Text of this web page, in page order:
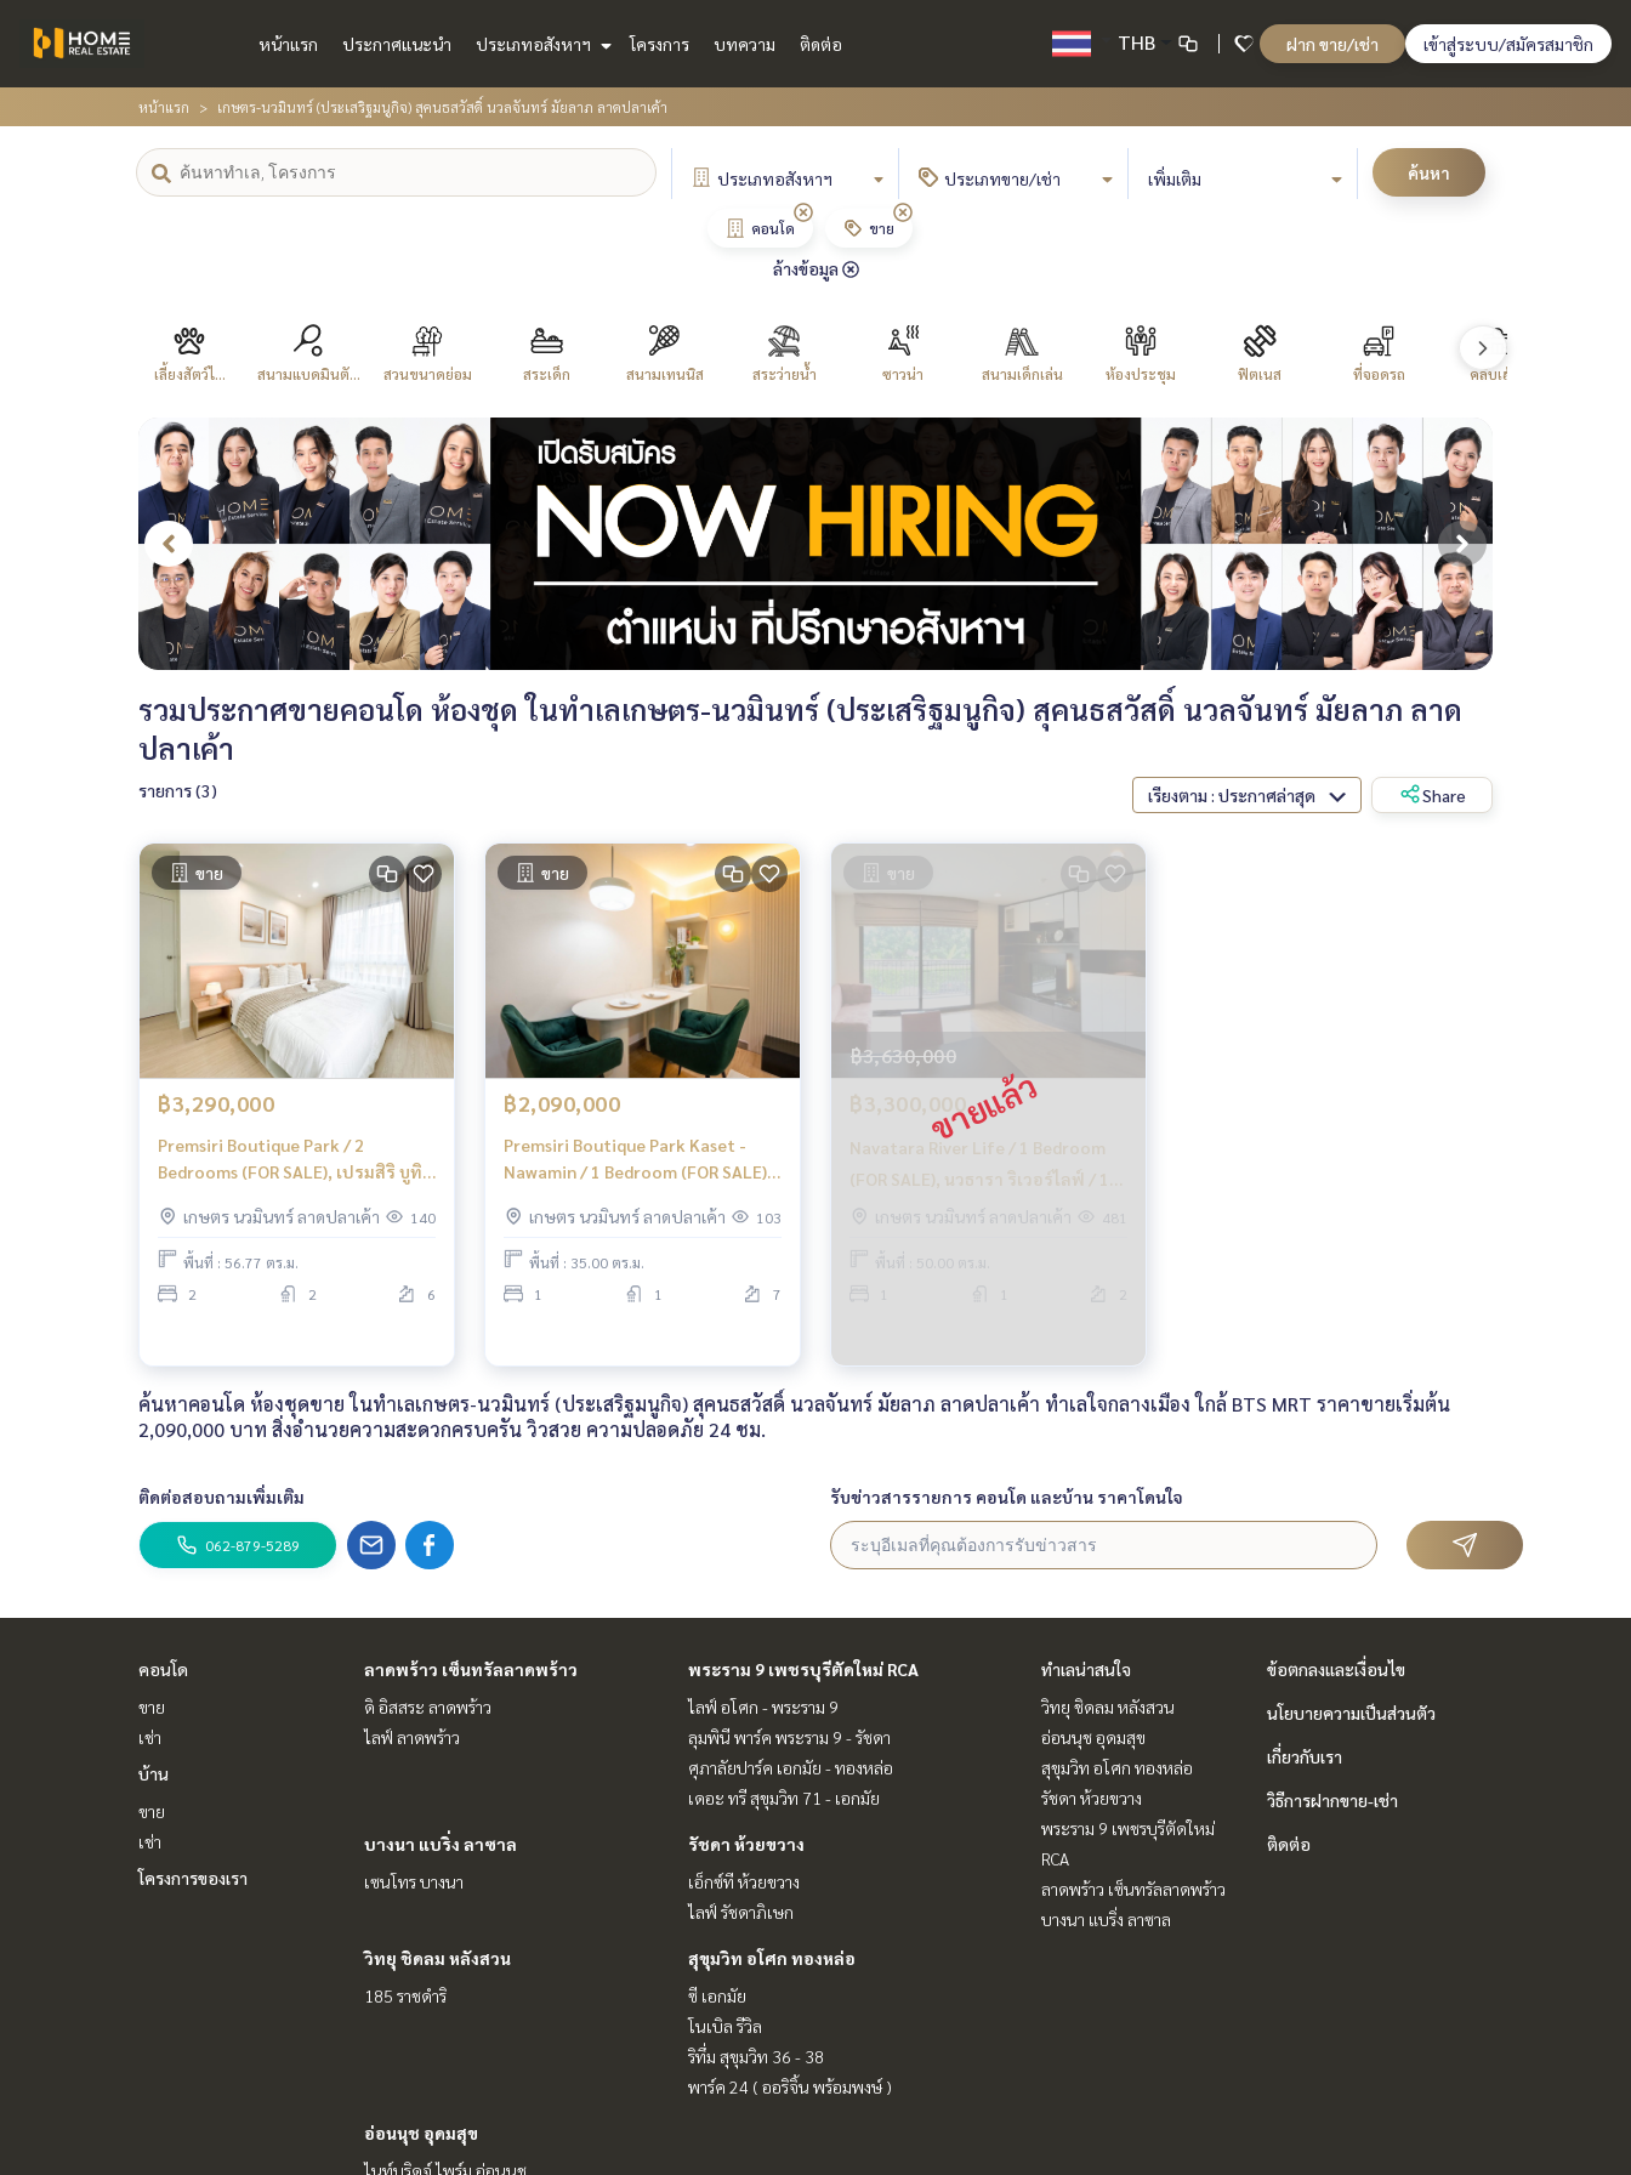
หน้าแรก ประกาศแนะนำ ประเภทอสังหาฯ โครงการ บทความ ติดต่อ THB ฝาก ขาย/เช่า เข้าสู่ระบบ/สมัครสมาชิก
หน้าแรก เกษตร-นวมินทร์ (ประเสริฐมนูกิจ) สุคนธสวัสดิ์ นวลจันทร์ มัยลาภ ลาดปลาเค้า
ประเภทอสังหาฯ ประเภทขาย/เช่า เพิ่มเติม ค้นหา
คอนโด ขาย
ล้างข้อมูล
เลี้ยงสัตว์ไ... สนามแบดมินตั... สวนขนาดย่อม สระเด็ก สนามเทนนิส สระว่ายน้ำ ซาวน่า สนามเด็กเล่น ห้องประชุม ฟิตเนส ที่จอดรถ คลับเฮ้าส์
รวมประกาศขายคอนโด ห้องชุด ในทำเลเกษตร-นวมินทร์ (ประเสริฐมนูกิจ) สุคนธสวัสดิ์ นวลจันทร์ มัยลาภ ลาด
ปลาเค้า
รายการ (3) เรียงตาม : ประกาศล่าสุด Share
ขาย
฿3,290,000
Premsiri Boutique Park / 2
Bedrooms (FOR SALE), เปรมสิริ บูทิค
เกษตร นวมินทร์ ลาดปลาเค้า
140
พื้นที่ : 56.77 ตร.ม.
2
2 6
ขาย
฿2,090,000
Premsiri Boutique Park Kaset -
Nawamin / 1 Bedroom (FOR SALE),
/ 1 ห้องนอน (ขาย) PINP302
เกษตร นวมินทร์ ลาดปลาเค้า 103
พื้นที่ : 35.00 ตร.ม.
1
1 7
ขาย
฿3,630,000
฿3,300,000
Navatara River Life / 1 Bedroom
(FOR SALE), นวธารา ริเวอร์ไลฟ์ / 1
ห้องนอน (ขาย) COF031
เกษตร นวมินทร์ ลาดปลาเค้า 481
พื้นที่ : 50.00 ตร.ม.
ค้นหาคอนโด ห้องชุดขาย ในทำเลเกษตร-นวมินทร์ (ประเสริฐมนูกิจ) สุคนธสวัสดิ์ นวลจันทร์ มัยลาภ ลาดปลาเค้า ทำเลใจกลางเมือง ใกล้ BTS MRT ราคาขายเริ่มต้น
2,090,000 บาท สิ่งอำนวยความสะดวกครบครัน วิวสวย ความปลอดภัย 24 ชม.
ติดต่อสอบถามเพิ่มเติม
062-879-5289
รับข่าวสารรายการ คอนโด และบ้าน ราคาโดนใจ
คอนโด
ขาย
เช่า
บ้าน
ขาย
เช่า
โครงการของเรา
ลาดพร้าว เซ็นทรัลลาดพร้าว
ดิ อิสสระ ลาดพร้าว
ไลฟ์ ลาดพร้าว
พระราม 9 เพชรบุรีตัดใหม่ RCA
ไลฟ์ อโศก - พระราม 9
ลุมพินี พาร์ค พระราม 9 - รัชดา
ศุภาลัยปาร์ค เอกมัย - ทองหล่อ
เดอะ ทรี สุขุมวิท 71 - เอกมัย
บางนา แบริ่ง ลาซาล
เซนโทร บางนา
รัชดา ห้วยขวาง
เอ็กซ์ที ห้วยขวาง
ไลฟ์ รัชดาภิเษก
วิทยุ ชิดลม หลังสวน
185 ราชดำริ
สุขุมวิท อโศก ทองหล่อ
ซี เอกมัย
โนเบิล รีวิล
ริทึ่ม สุขุมวิท 36 - 38
พาร์ค 24 ( ออริจิ้น พร้อมพงษ์ )
อ่อนนุช อุดมสุข
ไนท์บริดจ์ ไพร์ม อ่อนนุช
ทำเลน่าสนใจ
วิทยุ ชิดลม หลังสวน
อ่อนนุช อุดมสุข
สุขุมวิท อโศก ทองหล่อ
รัชดา ห้วยขวาง
พระราม 9 เพชรบุรีตัดใหม่
RCA
ลาดพร้าว เซ็นทรัลลาดพร้าว
บางนา แบริ่ง ลาซาล
ข้อตกลงและเงื่อนไข
นโยบายความเป็นส่วนตัว
เกี่ยวกับเรา
วิธีการฝากขาย-เช่า
ติดต่อ